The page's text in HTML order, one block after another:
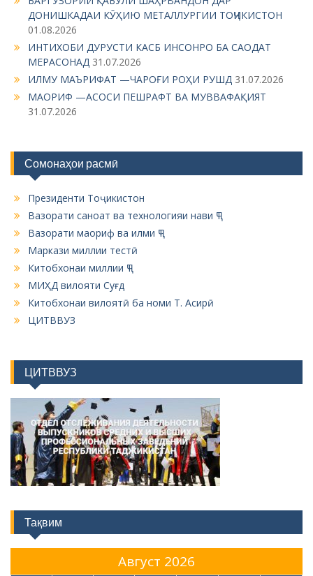
t
o
n
ДОНИШКАДАИ КӮҲИЮ МЕТАЛЛУРГИИ ТОҶИКИСТОН
01.08.2026
ИНТИХОБИ ДУРУСТИ КАСБ ИНСОНРО БА САОДАТ
МЕРАСОНАД 31.07.2026
ИЛМУ МАЪРИФАТ —ЧАРОҒИ РОҲИ РУШД 31.07.2026
МАОРИФ —АСОСИ ПЕШРАФТ ВА МУВВАФАҚИЯТ
31.07.2026
Сомонаҳои расмӣ
Президенти Тоҷикистон
Вазорати саноат ва технологияи нави ҶТ
Вазорати маориф ва илми ҶТ
Маркази миллии тестӣ
Китобхонаи миллии ҶТ
МИҲД вилояти Суғд
Китобхонаи вилоятӣ ба номи Т. Асирӣ
ЦИТВВУЗ
ЦИТВВУЗ
Тақвим
Август 2026